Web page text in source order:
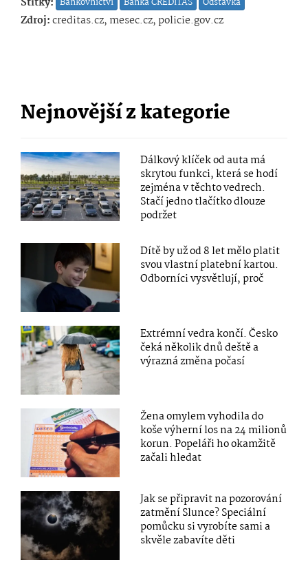
Zdroj:creditas.cz, mesec.cz, policie.gov.cz
Nejnovější z kategorie
Dálkový klíček od auta má
skrytou funkci, která se hodí
zejména v těchto vedrech.
Stačí jedno tlačítko dlouze
podržet
Dítě by už od 8 let mělo platit
svou vlastní platební kartou.
Odborníci vysvětlují, proč
Extrémní vedra končí. Česko
čeká několik dnů deště a
výrazná změna počasí
Žena omylem vyhodila do
koše výherní los na 24 milionů
korun. Popeláři ho okamžitě
začali hledat
Jak se připravit na pozorování
zatmění Slunce? Speciální
pomůcku si vyrobíte sami a
skvěle zabavíte děti